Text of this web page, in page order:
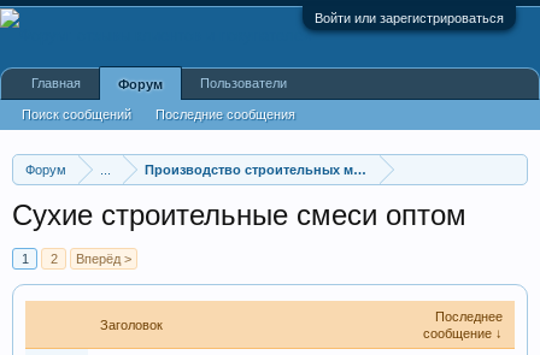
Войти или зарегистрироваться
Форум Производство строительных материалов, оборудования
Сухие строительные смеси оптом
1 2 Вперёд >
Заголовок
Последнее
сообщение ↓
Главная Форум
Поиск сообщений Последние сообщения
Пользователи